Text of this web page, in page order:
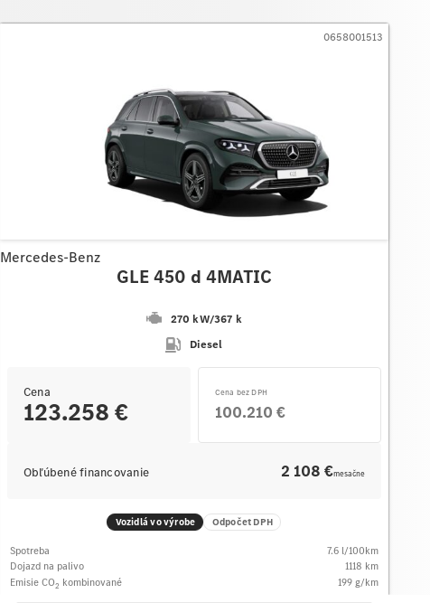
Mercedes-Benz
GLE 450 d 4MATIC
270 kW/367 k
Diesel
0658001513
Cena
123.258 €
Cena bez DPH
100.210 €
Obľúbené financovanie 2 108 €mesačne
Vozidlá vo výrobe Odpočet DPH
Spotreba 7.6 l/100km
Dojazd na palivo
1118 km
Emisie CO2 kombinované 199 g/km